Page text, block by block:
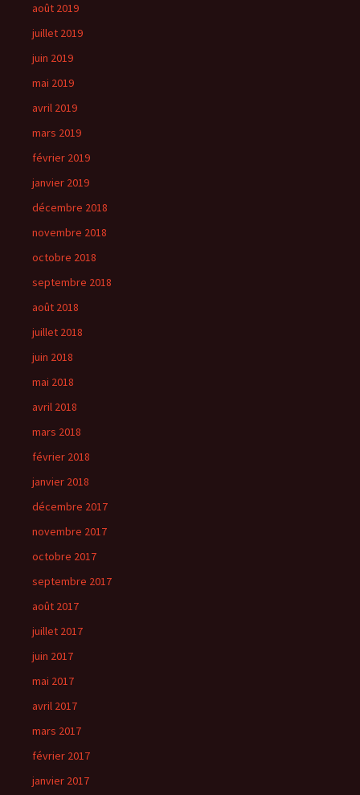
août 2019
juillet 2019
juin 2019
mai 2019
avril 2019
mars 2019
février 2019
janvier 2019
décembre 2018
novembre 2018
octobre 2018
septembre 2018
août 2018
juillet 2018
juin 2018
mai 2018
avril 2018
mars 2018
février 2018
janvier 2018
décembre 2017
novembre 2017
octobre 2017
septembre 2017
août 2017
juillet 2017
juin 2017
mai 2017
avril 2017
mars 2017
février 2017
janvier 2017